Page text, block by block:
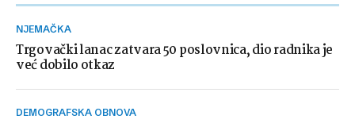
NJEMAČKA
Trgovački lanac zatvara 50 poslovnica, dio radnika je
već dobilo otkaz
DEMOGRAFSKA OBNOVA